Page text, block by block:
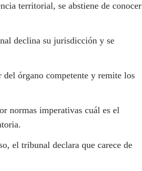
territorial, se abstiene de conocer
declina su jurisdicción y se
órgano competente y remite los
normas imperativas cuál es el
el tribunal declara que carece de